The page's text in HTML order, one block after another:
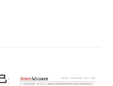
开路，fascin-1 成关键